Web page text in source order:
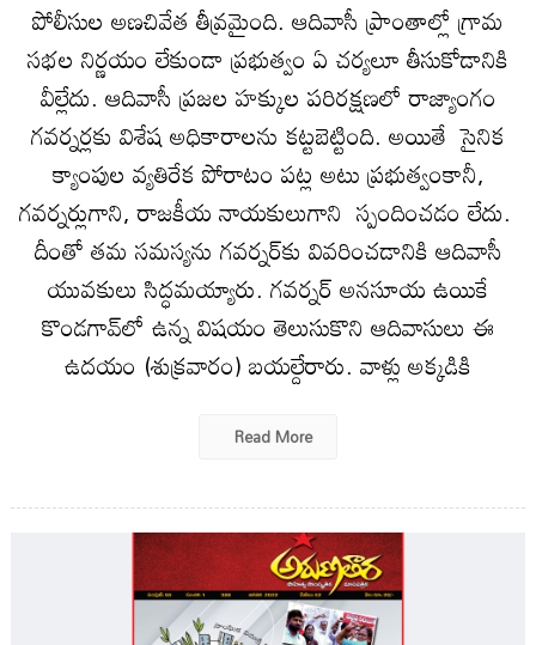
పోలీసుల అణచివేత తీవ్రమైంది. ఆదివాసీ ప్రాంతాల్లో గ్రామ
సభల నిర్ణయం లేకుండా ప్రభుత్వం ఏ చర్యలూ తీసుకోడానికి
వీల్లేదు. ఆదివాసీ ప్రజల హక్కుల పరిరక్షణలో రాజ్యాంగం
గవర్నర్లకు విశేష అధికారాలను కట్టబెట్టింది. అయితే సైనిక
క్యాంపుల వ్యతిరేక పోరాటం పట్ల అటు ప్రభుత్వంకానీ,
గవర్నర్లుగాని, రాజకీయ నాయకులుగాని స్పందించడం లేదు.
దీంతో తమ సమస్యను గవర్నర్‌కు వివరించడానికి ఆదివాసీ
యువకులు సిద్ధమయ్యారు. గవర్నర్‌ అనసూయ ఉయికే
కొండగావ్‌లో ఉన్న విషయం తెలుసుకొని ఆదివాసులు ఈ
ఉదయం (శుక్రవారం) బయల్దేరారు. వాళ్లు అక్కడికి
Read More